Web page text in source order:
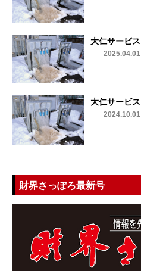
大仁サービス
2025.04.01
大仁サービス
2024.10.01
財界さっぽろ最新号